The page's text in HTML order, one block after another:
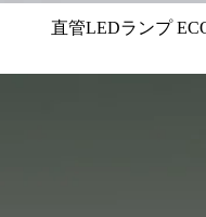
直管LEDランプ